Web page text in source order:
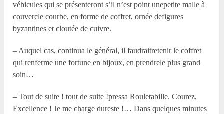
véhicules qui se présenteront s’il n’est point unepetite malle à
couvercle courbe, en forme de coffret, ornée defigures
byzantines et cloutée de cuivre.
– Auquel cas, continua le général, il faudraitretenir le coffret
qui renferme une fortune en bijoux, en prendrele plus grand
soin…
– Tout de suite ! tout de suite !pressa Rouletabille. Courez,
Excellence ! Je me charge dureste !… Dans quelques minutes